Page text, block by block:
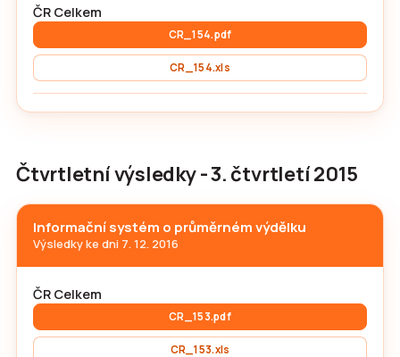
ČR Celkem
CR_154.pdf
CR_154.xls
Čtvrtletní výsledky - 3. čtvrtletí 2015
Informační systém o průměrném výdělku
Výsledky ke dni 7. 12. 2016
ČR Celkem
CR_153.pdf
CR_153.xls